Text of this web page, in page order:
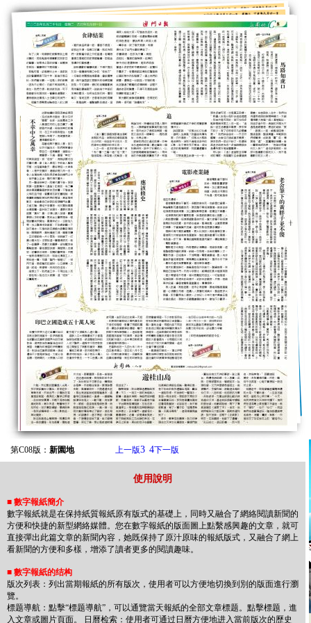
使用說明
■ 數字報紙簡介
數字報紙就是在保持紙質報紙原有版式的基礎上，同時又融合了網絡閱讀新聞的
方便和快捷的新型網絡媒體。您在數字報紙的版面圖上點繫感興趣的文章，就可
直接彈出此篇文章的新聞內容，她既保持了原汁原味的報紙版式，又融合了網上
看新聞的方便和多樣，增添了讀者更多的閱讀趣味。
■ 數字報紙的结构
版次列表：列出當期報紙的所有版次，使用者可以方便地切換到別的版面進行瀏
覽。
標题導航：點擊“標题導航”，可以通覽當天報紙的全部文章標题。點擊標题，進
入文章或圖片頁面。 日曆检索：使用者可通过日曆方便地进入當前版次的歷史
第C08版： 新園地 上一版3 4下一版